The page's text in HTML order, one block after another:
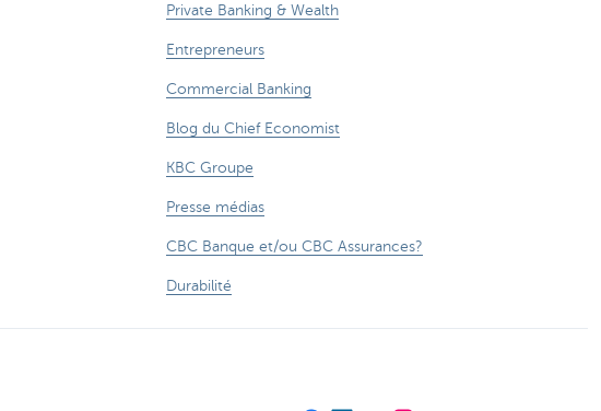
Private Banking & Wealth
Entrepreneurs
Commercial Banking
Blog du Chief Economist
KBC Groupe
Presse médias
CBC Banque et/ou CBC Assurances?
Durabilité